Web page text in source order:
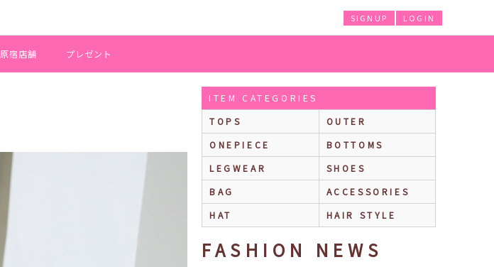
LOGIN
SIGNUP
原宿店舗 プレゼント
ITEM CATEGORIES
TOPS
OUTER
ONEPIECE
BOTTOMS
LEGWEAR
SHOES
BAG
ACCESSORIES
HAT
HAIR STYLE
FASHION NEWS